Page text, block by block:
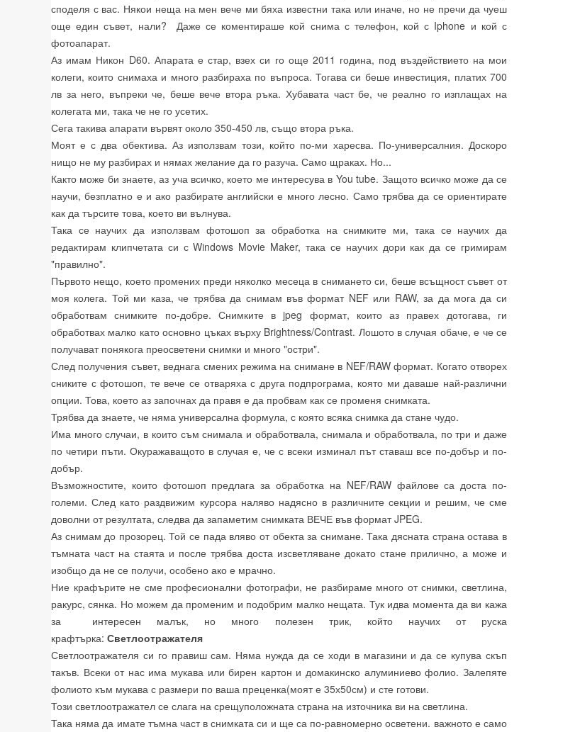
споделя с вас. Някои неща на мен вече ми бяха известни така или иначе, но не пречи да чуеш
още един съвет, нали? Даже се коментираше кой снима с телефон, кой с Iphone и кой с
фотоапарат.
Аз имам Никон D60. Апарата е стар, взех си го още 2011 година, под въздействието на мои
колеги, които снимаха и много разбираха по въпроса. Тогава си беше инвестиция, платих 700
лв за него, въпреки че, беше вече втора ръка. Хубавата част бе, че реално го изплащах на
колегата ми, така че не го усетих.
Сега такива апарати вървят около 350-450 лв, също втора ръка.
Моят е с два обектива. Аз използвам този, който по-ми харесва. По-универсалния. Доскоро
нищо не му разбирах и нямах желание да го разуча. Само щраках. Но...
Както може би знаете, аз уча всичко, което ме интересува в You tube. Защото всичко може да се
научи, безплатно е и ако разбирате английски е много лесно. Само трябва да се ориентирате
как да търсите това, което ви вълнува.
Така се научих да използвам фотошоп за обработка на снимките ми, така се научих да
редактирам клипчетата си с Windows Movie Maker, така се научих дори как да се гримирам
"правилно".
Първото нещо, което промених преди няколко месеца в снимането си, беше всъщност съвет от
моя колега. Той ми каза, че трябва да снимам във формат NEF или RAW, за да мога да си
обработвам снимките по-добре. Снимките в jpeg формат, които аз правех дотогава, ги
обработвах малко като основно цъках върху Brightness/Contrast. Лошото в случая обаче, е че се
получават понякога преосветени снимки и много "остри".
След получения съвет, веднага смених режима на снимане в NEF/RAW формат. Когато отворех
сниките с фотошоп, те вече се отваряха с друга подпрограма, която ми даваше най-различни
опции. Това, което аз започнах да правя е да пробвам как се променя снимката.
Трябва да знаете, че няма универсална формула, с която всяка снимка да стане чудо.
Има много случаи, в които съм снимала и обработвала, снимала и обработвала, по три и даже
по четири пъти. Окуражаващото в случая е, че с всеки изминал път ставаш все по-добър и по-
добър.
Възможностите, които фотошоп предлага за обработка на NEF/RAW файлове са доста по-
големи. След като раздвижим курсора наляво надясно в различните секции и решим, че сме
доволни от резултата, следва да запаметим снимката ВЕЧЕ във формат JPEG.
Аз снимам до прозорец. Той се пада вляво от обекта за снимане. Така дясната страна остава в
тъмната част на стаята и после трябва доста изсветляване докато стане прилично, а може и
изобщо да не се получи, особено ако е мрачно.
Ние крафърите не сме професионални фотографи, не разбираме много от снимки, светлина,
ракурс, сянка. Но можем да променим и подобрим малко нещата. Тук идва момента да ви кажа
за интересен малък, но много полезен трик, който научих от руска
крафтърка: Светлоотражателя
Светлоотражателя си го правиш сам. Няма нужда да се ходи в магазини и да се купува скъп
такъв. Всеки от нас има мукава или бирен картон и домакинско алуминиево фолио. Залепяте
фолиото към мукава с размери по ваша преценка(моят е 35х50см) и сте готови.
Този светлоотражател се слага на срещуположната страна на източника ви на светлина.
Така няма да имате тъмна част в снимката си и ще са по-равномерно осветени. важното е само